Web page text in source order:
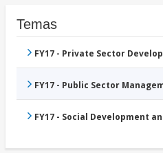
Temas
FY17 - Private Sector
FY17 - Public Sector
FY17 - Social Development